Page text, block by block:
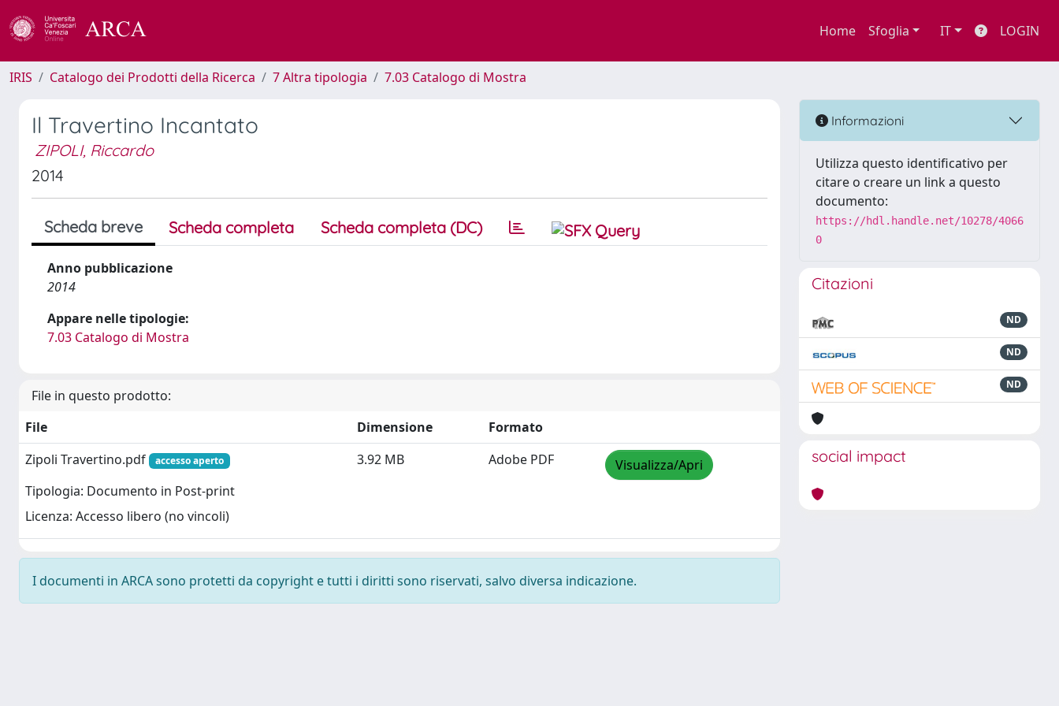
Home Sfoglia IT LOGIN
IRIS Catalogo dei Prodotti della Ricerca 7 Altra tipologia 7.03 Catalogo di Mostra
Il Travertino Incantato
ZIPOLI, Riccardo
2014
Scheda breve Scheda completa Scheda completa (DC)
Anno pubblicazione
2014
Appare nelle tipologie:
7.03 Catalogo di Mostra
File in questo prodotto:
File
Dimensione
Formato
Zipoli Travertino.pdf
accesso aperto
Tipologia: Documento in Post-print
Licenza: Accesso libero (no vincoli)
3.92 MB Adobe PDF Visualizza/Apri
I documenti in ARCA sono protetti da copyright e tutti i diritti sono riservati, salvo diversa indicazione.
Informazioni
Utilizza questo identificativo per
citare o creare un link a questo
documento:
https://hdl.handle.net/10278/4066
0
Citazioni
ND
ND
ND
social impact